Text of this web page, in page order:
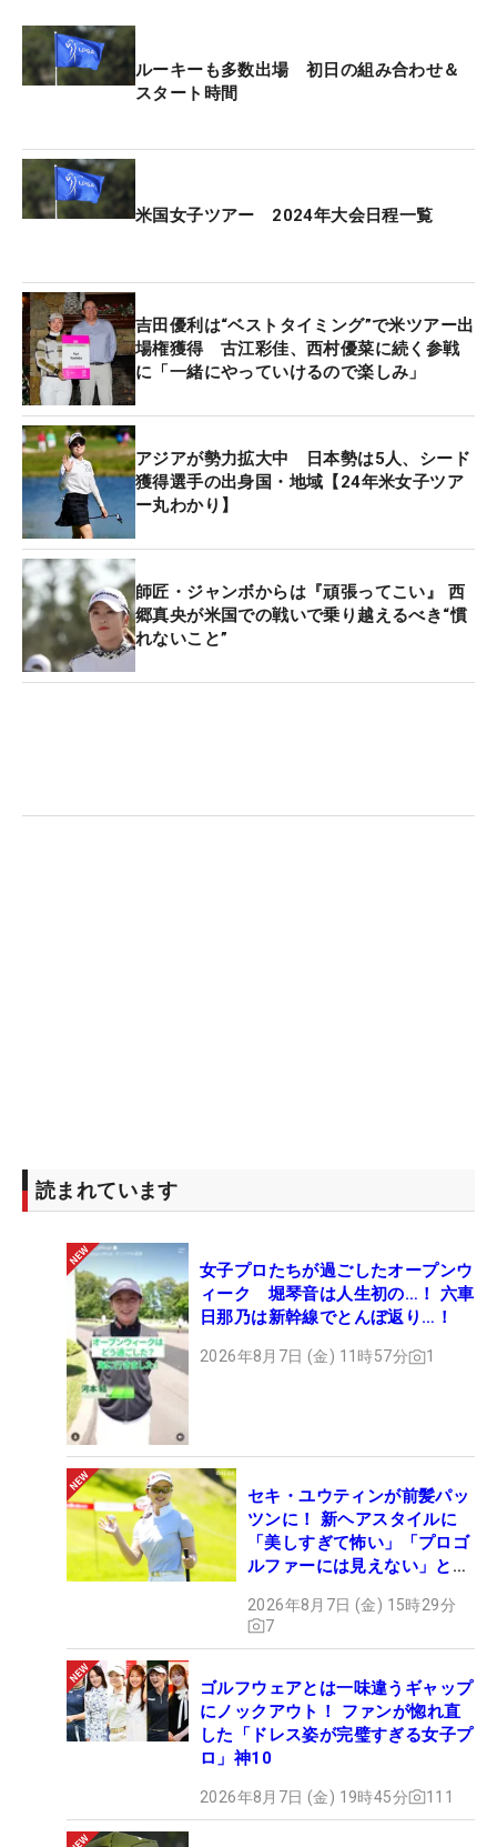
ルーキーも多数出場 初日の組み合わせ＆
スタート時間
米国女子ツアー 2024年大会日程一覧
吉田優利は“ベストタイミング”で米ツアー出
場権獲得 古江彩佳、西村優菜に続く参戦
に「一緒にやっていけるので楽しみ」
アジアが勢力拡大中 日本勢は5人、シード
獲得選手の出身国・地域【24年米女子ツア
ー丸わかり】
師匠・ジャンボからは『頑張ってこい』 西
郷真央が米国での戦いで乗り越えるべき“慣
れないこと”
読まれています
女子プロたちが過ごしたオープンウ
ィーク 堀琴音は人生初の…！ 六車
日那乃は新幹線でとんぼ返り…！
2026年8月7日 (金) 11時57分 1
セキ・ユウティンが前髪パッ
ツンに！ 新ヘアスタイルに
「美しすぎて怖い」「プロゴ
ルファーには見えない」とコ
2026年8月7日 (金) 15時29分
7
ゴルフウェアとは一味違うギャップ
にノックアウト！ ファンが惚れ直
した「ドレス姿が完璧すぎる女子プ
ロ」神10
2026年8月7日 (金) 19時45分 111